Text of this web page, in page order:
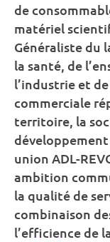
de
matériel
Généraliste du
la santé, de
l’industrie et
commerciale
territoire, la
union ADL-
ambition
la qualité de
combinaison
l’efficience de